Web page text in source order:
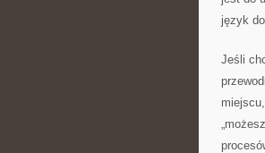
język
Jeśli